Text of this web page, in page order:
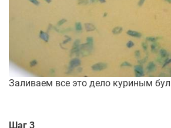
Заливаем все это дело куриным
Шаг 3